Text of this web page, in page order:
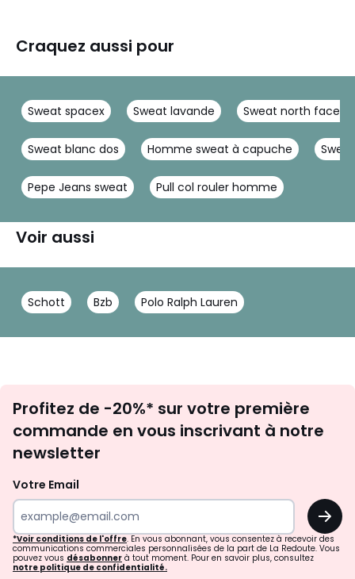
Craquez aussi pour
Sweat spacex Sweat lavande Sweat north face
Sweat blanc dos Homme sweat à capuche
Pepe Jeans sweat Pull col rouler homme
Voir aussi
Schott Bzb Polo Ralph Lauren
newsletter
Profitez de -20%* sur votre première
commande en vous inscrivant à notre
newsletter
Votre Email
OK
*Voir conditions de l'offre. En vous abonnant, vous consentez à recevoir des
communications commerciales personnalisées de la part de La Redoute. Vous
pouvez vous désabonner à tout moment. Pour en savoir plus, consultez
notre politique de confidentialité.